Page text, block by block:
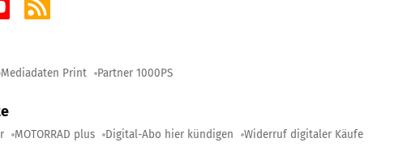
Mediadaten Print Partner 1000PS
MOTORRAD plus Digital-Abo hier kündigen Widerruf digitaler Käufe